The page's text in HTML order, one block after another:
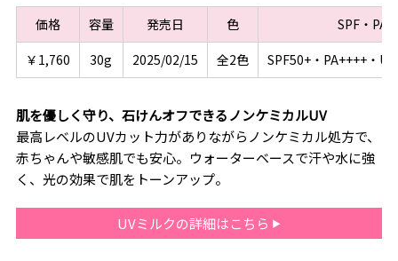
価格 容量 発売日 色
SPF・PA
￥1,760
30g 2025/02/15 全2色 SPF50+・PA++++・
肌を優しく守り、石けんオフできるノンケミカルUV
最高レベルのUVカット力がありながらノンケミカル処方で、
赤ちゃんや敏感肌でも安心。ウォーターベースで汗や水に強
く、光の効果で肌をトーンアップ。
UVミルクの詳細はこちら